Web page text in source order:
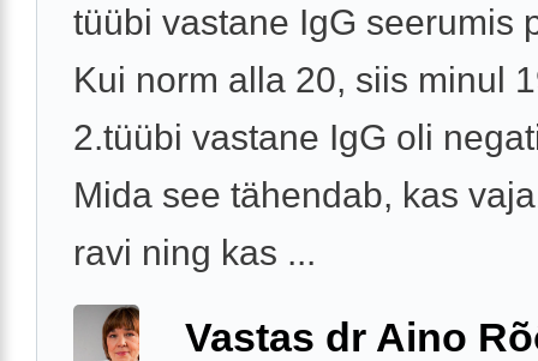
tüübi vastane IgG seerumis
Kui norm alla 20, siis minul
2.tüübi vastane IgG oli
Mida see tähendab, kas
ravi ning kas ...
Vastas dr Aino